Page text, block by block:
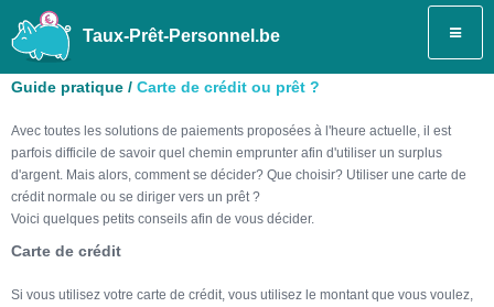
Taux-Prêt-Personnel.be
Guide pratique / Carte de crédit ou prêt ?
Avec toutes les solutions de paiements proposées à l'heure actuelle, il est
parfois difficile de savoir quel chemin emprunter afin d'utiliser un surplus
d'argent. Mais alors, comment se décider? Que choisir? Utiliser une carte de
crédit normale ou se diriger vers un prêt ?
Voici quelques petits conseils afin de vous décider.
Carte de crédit
Si vous utilisez votre carte de crédit, vous utilisez le montant que vous voulez,